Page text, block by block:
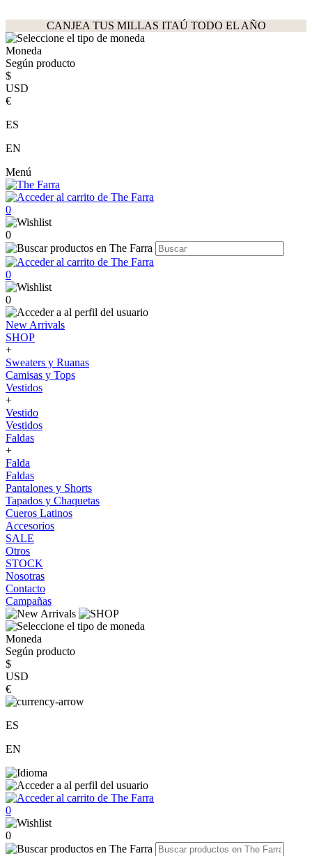
CANJEA TUS MILLAS ITAÚ TODO EL AÑO
Moneda
Según producto
$
USD
€
ES
EN
Menú
0
0
0
0
New Arrivals
SHOP
+
Sweaters y Ruanas
Camisas y Tops
Vestidos
+
Vestido
Vestidos
Faldas
+
Falda
Faldas
Pantalones y Shorts
Tapados y Chaquetas
Cueros Latinos
Accesorios
SALE
Otros
STOCK
Nosotras
Contacto
Campañas
Moneda
Según producto
$
USD
€
ES
EN
0
0